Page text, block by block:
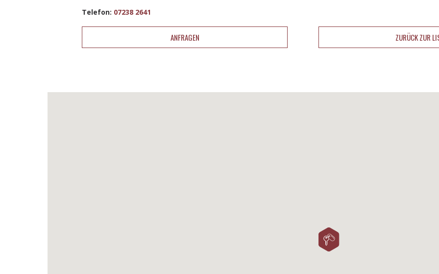
Telefon: 07238 2641
ANFRAGEN ZURÜCK ZUR